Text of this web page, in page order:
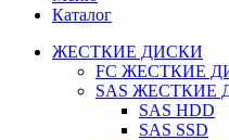
Каталог
ЖЕСТКИЕ ДИСКИ
FC ЖЕСТКИЕ
SAS ЖЕСТКИЕ
SAS HDD
SAS SSD